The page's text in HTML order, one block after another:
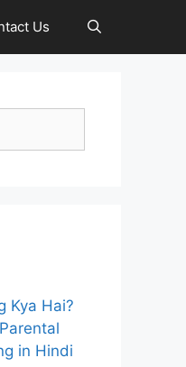
Us
Kya Hai?
Parental
in Hindi